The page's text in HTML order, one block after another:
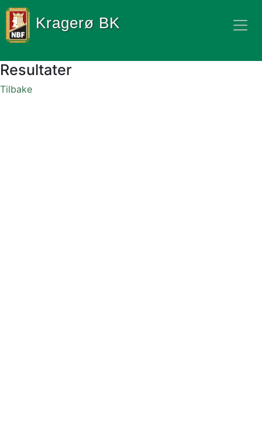
Kragerø BK
Resultater
Tilbake